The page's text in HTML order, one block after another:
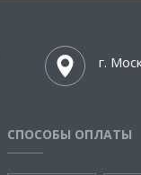
г.
СПОСОБЫ ОПЛАТЫ